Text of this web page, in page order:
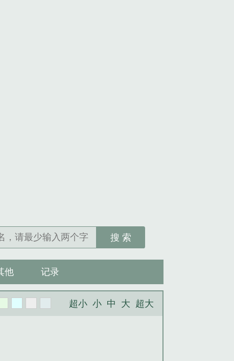
搜 索
他 记录
超小 小 中 大 超大